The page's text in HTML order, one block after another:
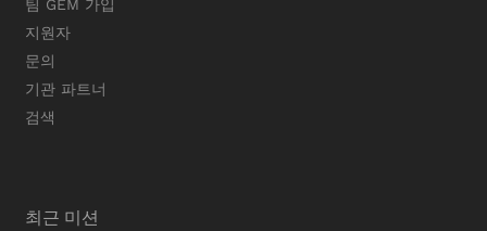
팀 GEM 가입
지원자
문의
기관 파트너
검색
최근 미션